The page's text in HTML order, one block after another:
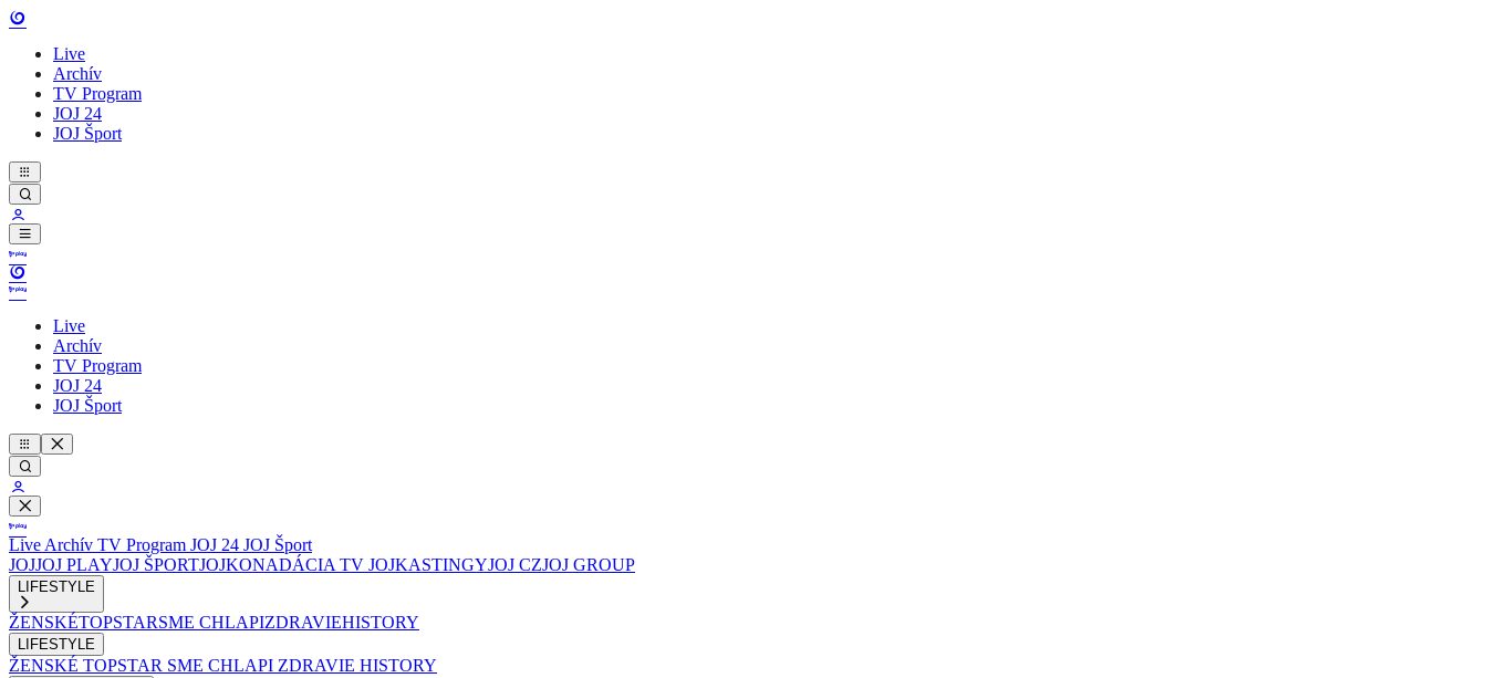
Live
Archív
TV Program
JOJ 24
JOJ Šport
Live
Archív
TV Program
JOJ 24
JOJ Šport
Live Archív TV Program JOJ 24 JOJ Šport
JOJJOJ PLAYJOJ ŠPORTJOJKONADÁCIA TV JOJKASTINGYJOJ CZJOJ GROUP
LIFESTYLE
ŽENSKÉTOPSTARSME CHLAPIZDRAVIEHISTORY
LIFESTYLE
ŽENSKÉ TOPSTAR SME CHLAPI ZDRAVIE HISTORY